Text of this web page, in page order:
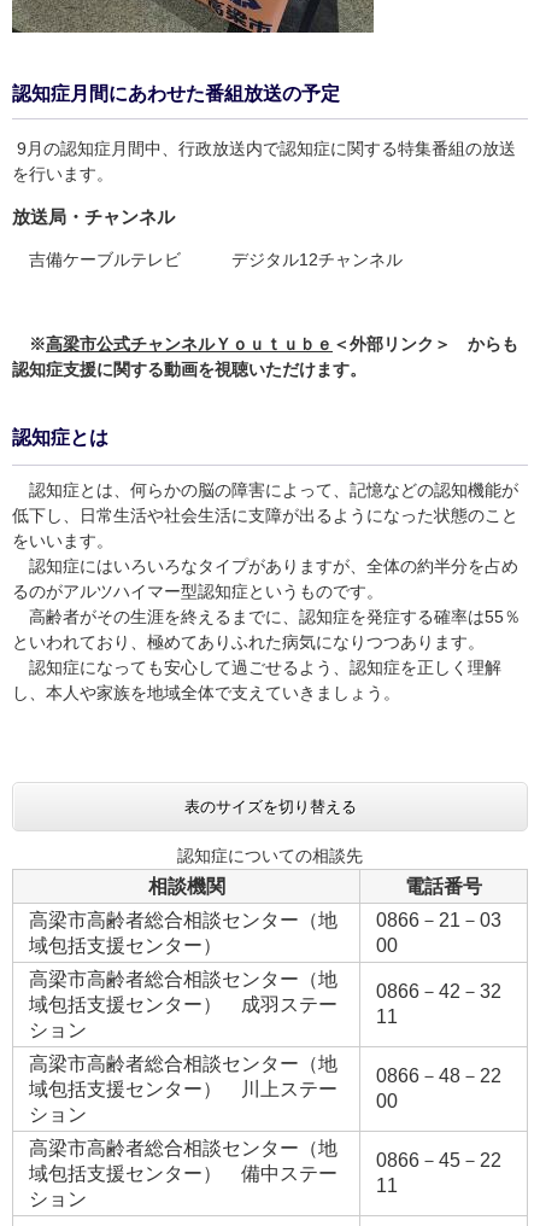
認知症月間にあわせた番組放送の予定
​ 9月の認知症月間中、行政放送内で認知症に関する特集番組の放送
を行います。
放送局・チャンネル
吉備ケーブルテレビ デジタル12チャンネル
※高梁市公式チャンネルＹｏｕｔｕｂｅ ＜外部リンク＞
からも
認知症支援に関する動画を視聴いただけます。
認知症とは
認知症とは、何らかの脳の障害によって、記憶などの認知機能が
低下し、日常生活や社会生活に支障が出るようになった状態のこと
をいいます。
認知症にはいろいろなタイプがありますが、全体の約半分を占め
るのがアルツハイマー型認知症というものです。
高齢者がその生涯を終えるまでに、認知症を発症する確率は55％
といわれており、極めてありふれた病気になりつつあります。
認知症になっても安心して過ごせるよう、認知症を正しく理解
し、本人や家族を地域全体で支えていきましょう。
表のサイズを切り替える
認知症についての相談先
相談機関
電話番号
高梁市高齢者総合相談センター（地
域包括支援センター）
0866－21－03
00
高梁市高齢者総合相談センター（地
域包括支援センター） 成羽ステー
ション
0866－42－32
11
高梁市高齢者総合相談センター（地
域包括支援センター） 川上ステー
ション
0866－48－22
00
高梁市高齢者総合相談センター（地
域包括支援センター） 備中ステー
ション
0866－45－22
11